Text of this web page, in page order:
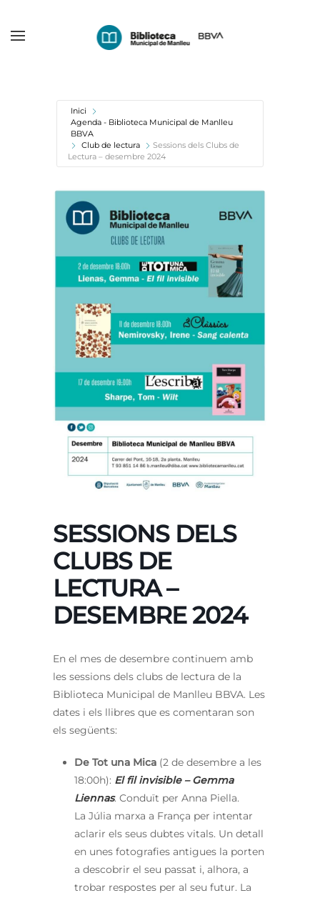
Inici
Agenda - Biblioteca Municipal de Manlleu
BBVA
Club de lectura
Sessions dels Clubs de
Lectura – desembre 2024
SESSIONS DELS
CLUBS DE
LECTURA –
DESEMBRE 2024
En el mes de desembre continuem amb
les sessions dels clubs de lectura de la
Biblioteca Municipal de Manlleu BBVA. Les
dates i els llibres que es comentaran son
els següents:
De Tot una Mica (2 de desembre a les
18:00h): El fil invisible – Gemma
Liennas. Conduït per Anna Piella.
La Júlia marxa a França per intentar
aclarir els seus dubtes vitals. Un detall
en unes fotografies antigues la porten
a descobrir el seu passat i, alhora, a
trobar respostes per al seu futur. La